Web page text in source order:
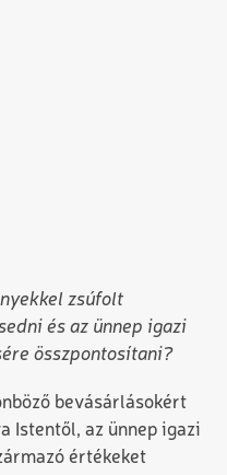
zsúfolt
és az ünnep igazi
összpontosítani?
bevásárlásokért
Istentől, az ünnep igazi
értékeket